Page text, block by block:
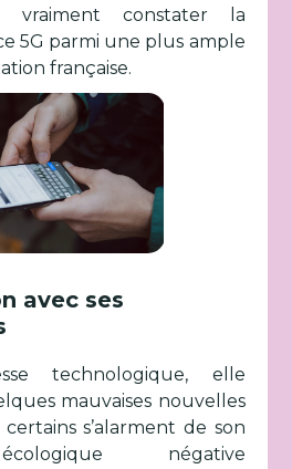
vraiment constater la
5G parmi une plus ample
française.
avec ses
technologique, elle
mauvaises nouvelles
s’alarment de son
négative